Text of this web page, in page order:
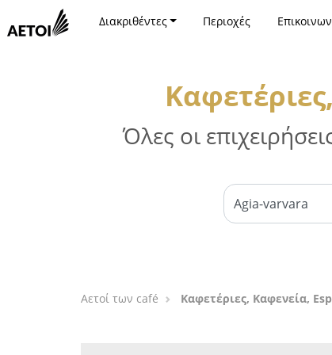
Διακριθέντες Περιοχές
Όλες οι
Αετοί των café Καφετέριες, Καφενεία,